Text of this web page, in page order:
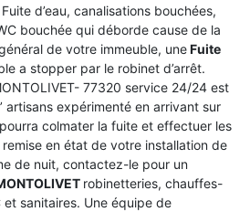
Fuite d’eau, canalisations bouchées,
bouchée qui déborde cause de la
de votre immeuble, uneFuite
a stopper par le robinet d’arrêt.
77320 service 24/24 est
artisans expérimenté en arrivant sur
colmater la fuite et effectuer les
en état de votre installation de
de nuit, contactez-le pour un
robinetteries, chauffes-
sanitaires. Une équipe de